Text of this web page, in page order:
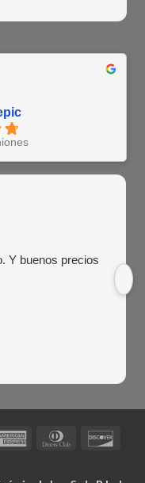
Y buenos precios
American
Dinners